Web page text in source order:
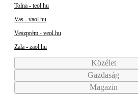
Tolna - teol.hu
Vas - vaol.hu
Veszprém - veol.hu
Zala - zaol.hu
Közélet
Gazdaság
Magazin